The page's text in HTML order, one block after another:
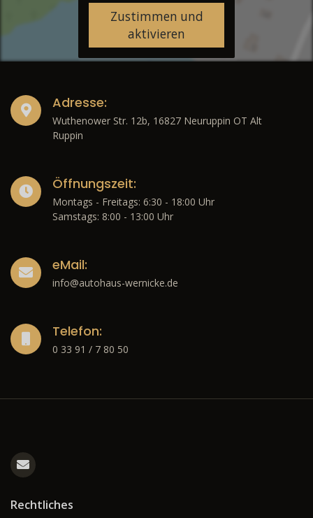
Zustimmen und
aktivieren
Adresse:
Wuthenower Str. 12b, 16827 Neuruppin OT Alt
Ruppin
Öffnungszeit:
Montags - Freitags: 6:30 - 18:00 Uhr
Samstags: 8:00 - 13:00 Uhr
eMail:
info@autohaus-wernicke.de
Telefon:
0 33 91 / 7 80 50
Rechtliches